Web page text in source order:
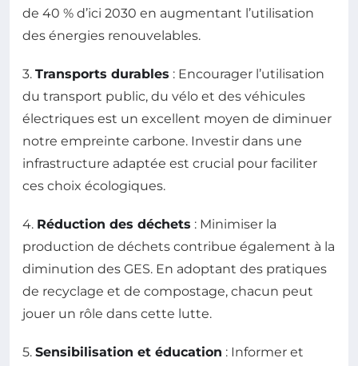
de 40 % d’ici 2030 en augmentant l’utilisation
des énergies renouvelables.
3. Transports durables : Encourager l’utilisation
du transport public, du vélo et des véhicules
électriques est un excellent moyen de diminuer
notre empreinte carbone. Investir dans une
infrastructure adaptée est crucial pour faciliter
ces choix écologiques.
4. Réduction des déchets : Minimiser la
production de déchets contribue également à la
diminution des GES. En adoptant des pratiques
de recyclage et de compostage, chacun peut
jouer un rôle dans cette lutte.
5. Sensibilisation et éducation : Informer et